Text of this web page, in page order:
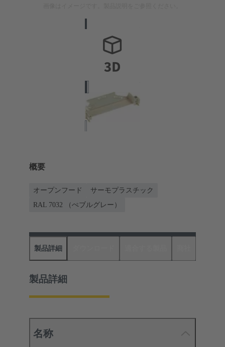
概要
オープンフード
サーモプラスチック
RAL 7032 （ぺブルグレー）
製品詳細
製品詳細
名称